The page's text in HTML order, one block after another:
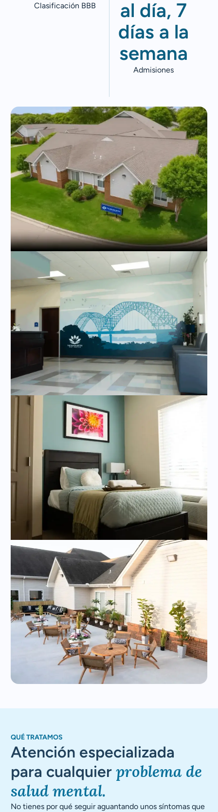
Clasificación BBB
al día, 7
días a la
semana
Admisiones
QUÉ TRATAMOS
Atención especializada
para cualquierproblema de
salud mental.
No tienes por qué seguir aguantando unos síntomas que